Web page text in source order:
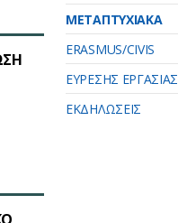
ΜΕΤΑΠΤΥΧΙΑΚΑ
ERASMUS/CIVIS
ΕΥΡΕΣΗΣ ΕΡΓΑΣΙΑΣ
ΕΚΔΗΛΩΣΕΙΣ